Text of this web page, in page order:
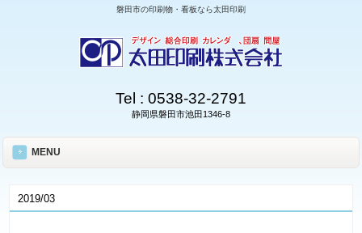
磐田市の印刷物・看板なら太田印刷
Tel : 0538-32-2791
静岡県磐田市池田1346-8
MENU
2019/03